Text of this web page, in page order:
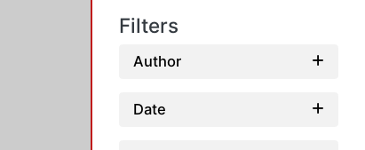
Filters
Author
Date